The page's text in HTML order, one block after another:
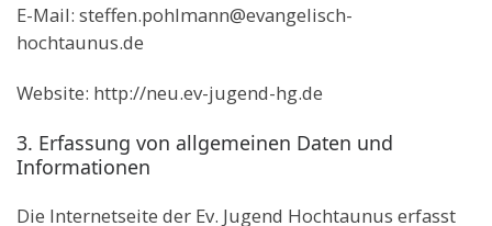
E-Mail: steffen.pohlmann@evangelisch-
hochtaunus.de
Website: http://neu.ev-jugend-hg.de
3. Erfassung von allgemeinen Daten und
Informationen
Die Internetseite der Ev. Jugend Hochtaunus erfasst